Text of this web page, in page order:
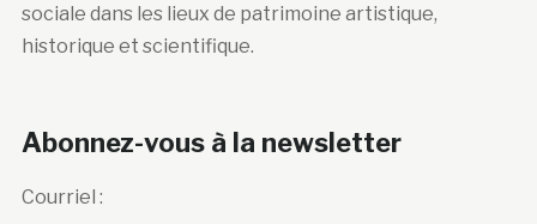
sociale dans les lieux de patrimoine artistique,
historique et scientifique.
Abonnez-vous à la newsletter
Courriel :